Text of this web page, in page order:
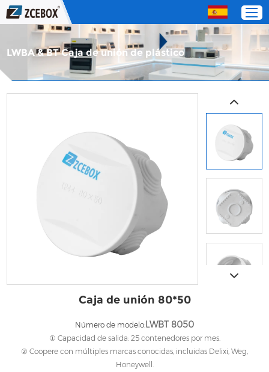
Hogar
Acerca de nosotros
Contáctenos
LWBA & BT Caja de unión de plástico
Caja de unión 80*50
Número de modelo:LWBT 8050
① Capacidad de salida: 25 contenedores por mes.
② Coopere con múltiples marcas conocidas, incluidas Delixi, Weg,
Honeywell.